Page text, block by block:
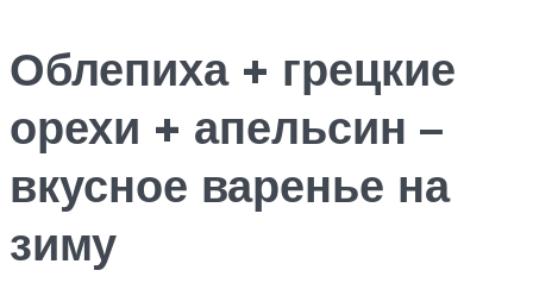
Облепиха + грецкие
орехи + апельсин –
вкусное варенье на
зиму